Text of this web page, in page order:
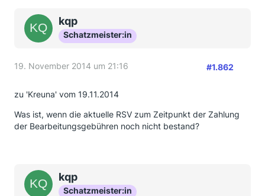
kqp
Schatzmeister:in
19. November 2014 um 21:16 #1.862
zu 'Kreuna' vom 19.11.2014
Was ist, wenn die aktuelle RSV zum Zeitpunkt der Zahlung
der Bearbeitungsgebühren noch nicht bestand?
kqp
Schatzmeister:in